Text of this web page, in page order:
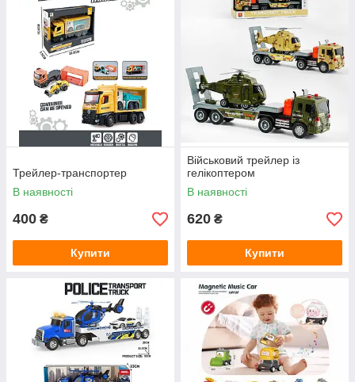
Трейлер-транспортер
В наявності
400 ₴
Купити
Військовий трейлер із
гелікоптером
В наявності
620 ₴
Купити